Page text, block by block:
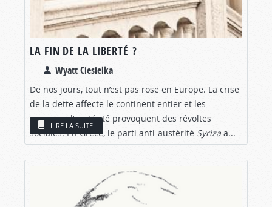
LA FIN DE LA LIBERTÉ ?
Wyatt Ciesielka
De nos jours, tout n’est pas rose en Europe. La crise
de la dette affecte le continent entier et les
mesures d’austérité provoquent des révoltes
sociales. En Grèce, le parti anti-austérité Syriza a...
LIRE LA SUITE